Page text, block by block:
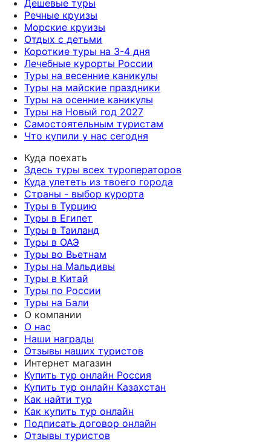
Дешевые туры
Речные круизы
Морские круизы
Отдых с детьми
Короткие туры на 3-4 дня
Лечебные курорты России
Туры на весенние каникулы
Туры на майские праздники
Туры на осенние каникулы
Туры на Новый год 2027
Самостоятельным туристам
Что купили у нас сегодня
Куда поехать
Здесь туры всех туроператоров
Куда улететь из твоего города
Страны - выбор курорта
Туры в Турцию
Туры в Египет
Туры в Таиланд
Туры в ОАЭ
Туры во Вьетнам
Туры на Мальдивы
Туры в Китай
Туры по России
Туры на Бали
О компании
О нас
Наши награды
Отзывы наших туристов
Интернет магазин
Купить тур онлайн Россия
Купить тур онлайн Казахстан
Как найти тур
Как купить тур онлайн
Подписать договор онлайн
Отзывы туристов